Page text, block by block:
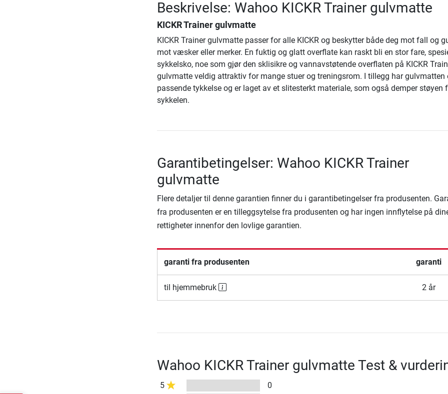
Beskrivelse: Wahoo KICKR Trainer gulvmatte
KICKR Trainer gulvmatte
KICKR Trainer gulvmatte passer for alle KICKR og beskytter både deg mot fall og
mot væsker eller merker. En fuktig og glatt overflate kan raskt bli en stor fare,
sykkelsko, noe som gjør den sklisikre og vannavstøtende overflaten på KICKR
gulvmatte veldig attraktiv for mange stuer og treningsrom. I tillegg har gulvmatten
passende tykkelse og er laget av et slitesterkt materiale, som også demper støyen
sykkelen.
Garantibetingelser: Wahoo KICKR Trainer
gulvmatte
Flere detaljer til denne garantien finner du i garantibetingelser fra produsenten.
fra produsenten er en tilleggsytelse fra produsenten og har ingen innflytelse på
rettigheter innenfor den lovlige garantien.
garanti fra produsenten garanti
til hjemmebruk 2 år
Wahoo KICKR Trainer gulvmatte Test &
5
0